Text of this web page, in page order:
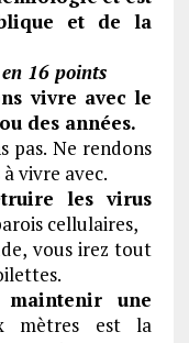
et de la
16 points
vivre avec le
des années.
pas. Ne rendons
vivre avec.
les virus
cellulaires,
vous irez tout
une
mètres est la